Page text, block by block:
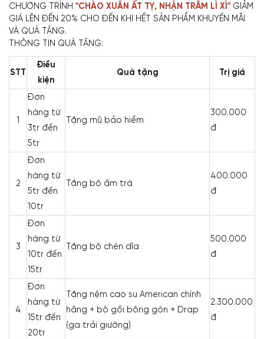
CHƯƠNG TRÌNH "CHÀO XUÂN ẤT TỴ, NHẬN TRĂM LÌ XÌ" GIẢM
GIÁ LÊN ĐẾN 20% CHO ĐẾN KHI HẾT SẢN PHẨM KHUYẾN MÃI
VÀ QUÀ TẶNG.
THÔNG TIN QUÀ TẶNG:
STT
Điều
kiện
Quà tặng Trị giá
1
Đơn
hàng từ
3tr đến
5tr
Tặng mũ bảo hiểm
300.000
đ
2
Đơn
hàng từ
5tr đến
10tr
Tặng bộ ấm trà
400.000
đ
3
Đơn
hàng từ
10tr đến
15tr
Tặng bộ chén dĩa
500.000
đ
4
Đơn
hàng từ
15tr đến
20tr
Tặng nệm cao su American chính
hãng + bộ gối bông gòn + Drap
(ga trải giường)
2.300.000
đ